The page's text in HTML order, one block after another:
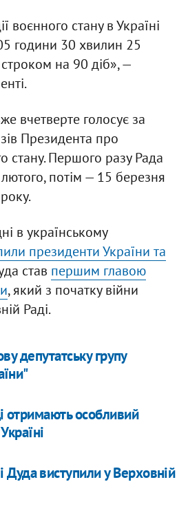
воєнного стану в Україні
години 30 хвилин 25
на 90 діб», —
вчетверте голосує за
Президента про
стану. Першого разу Рада
потім — 15 березня
в українському
президенти України та
став першим главою
, який з початку війни
Раді.
депутатську групу
отримають особливий
Дуда виступили у Верховній